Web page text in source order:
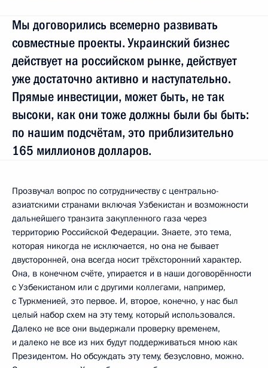
Мы договорились всемерно развивать
совместные проекты. Украинский бизнес
действует на российском рынке, действует
уже достаточно активно и наступательно.
Прямые инвестиции, может быть, не так
высоки, как они тоже должны были бы быть:
по нашим подсчётам, это приблизительно
165 миллионов долларов.
Прозвучал вопрос по сотрудничеству с центрально-
азиатскими странами включая Узбекистан и возможности
дальнейшего транзита закупленного газа через
территорию Российской Федерации. Знаете, это тема,
которая никогда не исключается, но она не бывает
двусторонней, она всегда носит трёхсторонний характер.
Она, в конечном счёте, упирается и в наши договорённости
с Узбекистаном или с другими коллегами, например,
с Туркменией, это первое. И, второе, конечно, у нас был
целый набор схем на эту тему, который использовался.
Далеко не все они выдержали проверку временем,
и далеко не все из них будут поддерживаться мною как
Президентом. Но обсуждать эту тему, безусловно, можно.